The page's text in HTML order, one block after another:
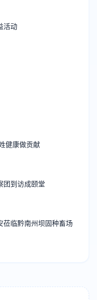
活动
健康做贡献
团到访成颐堂
莅临黔南州坝固种畜场